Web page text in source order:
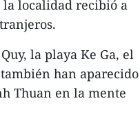
la localidad recibió a
la playa Ke Ga, el
han aparecido
Thuan en la mente